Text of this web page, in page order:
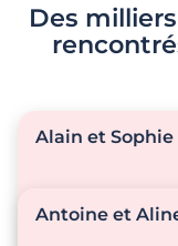
Des
Alain et Sophie
Antoine et